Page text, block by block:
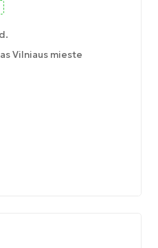
Vilniaus mieste